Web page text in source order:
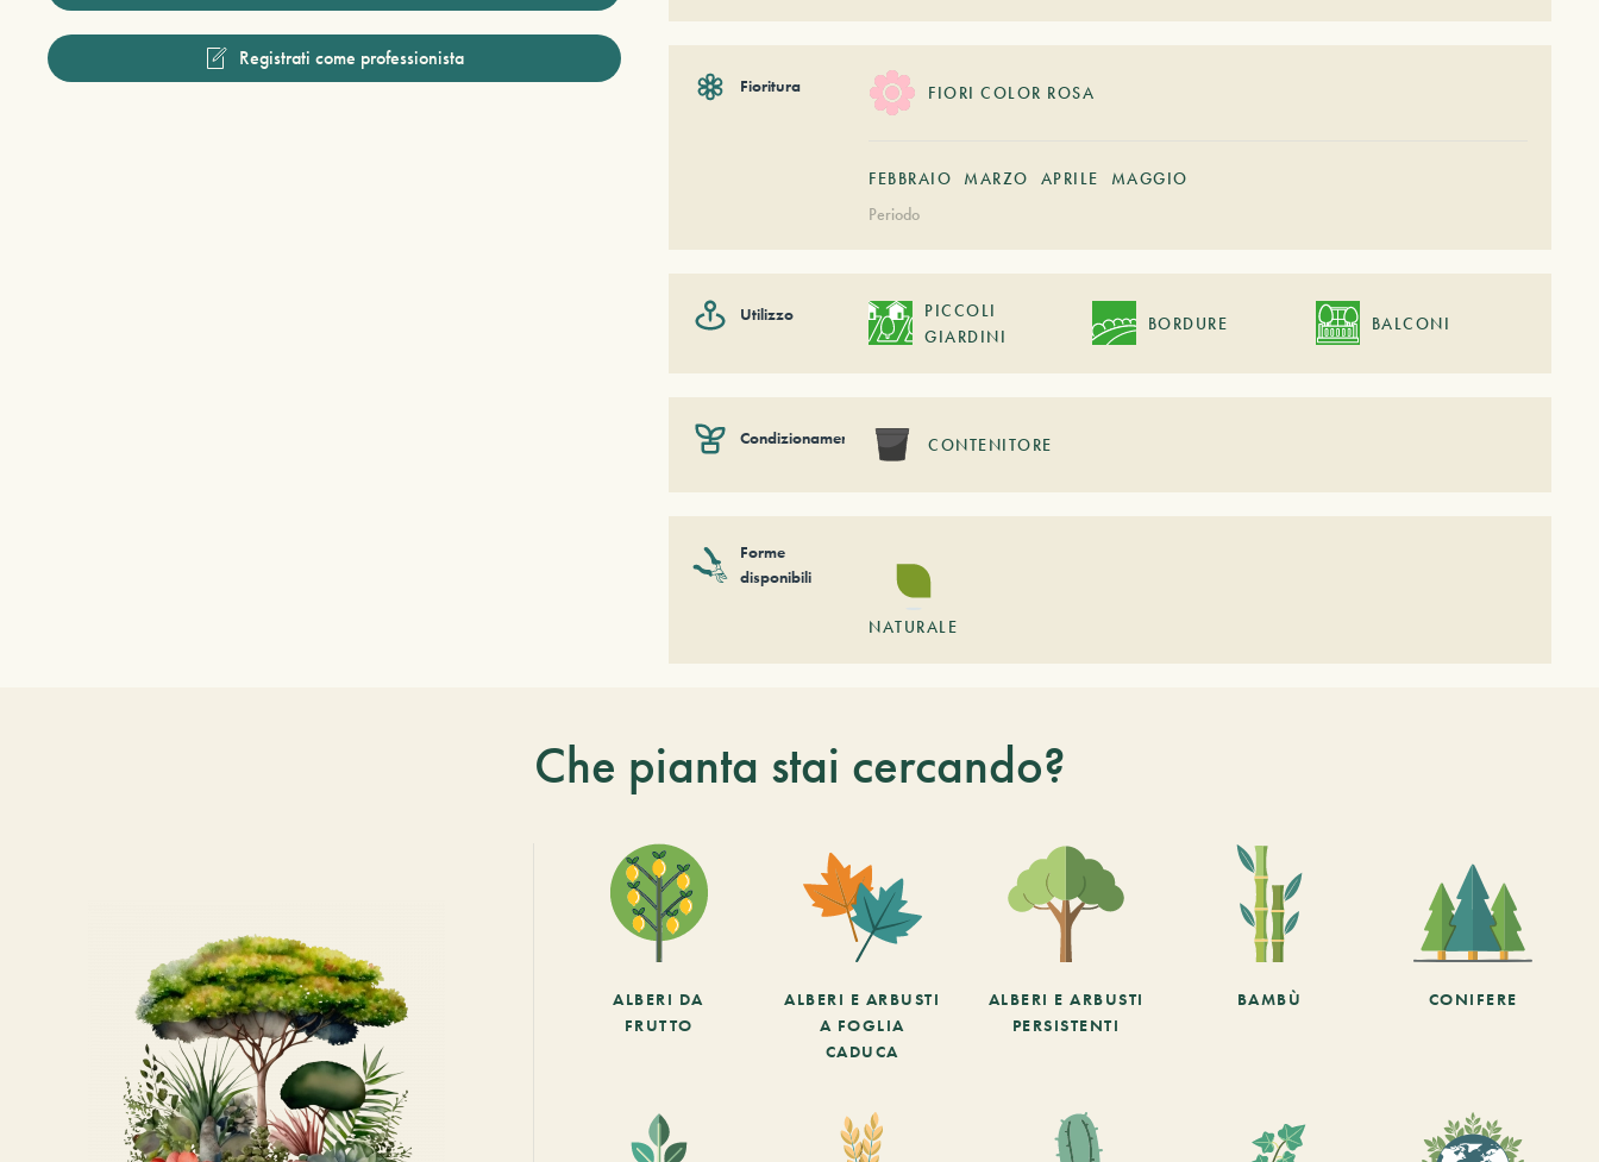
Registrati come professionista
Fioritura FIORI COLOR ROSA
FEBBRAIO MARZO APRILE
MAGGIO
Periodo
Utilizzo
PICCOLI
GIARDINI
BORDURE BALCONI
Condizionamento CONTENITORE
Forme
disponibili
NATURALE
Che pianta stai cercando?
ALBERI DA
FRUTTO
ALBERI E ARBUSTI
A FOGLIA
CADUCA
ALBERI E ARBUSTI
PERSISTENTI
BAMBÙ CONIFERE